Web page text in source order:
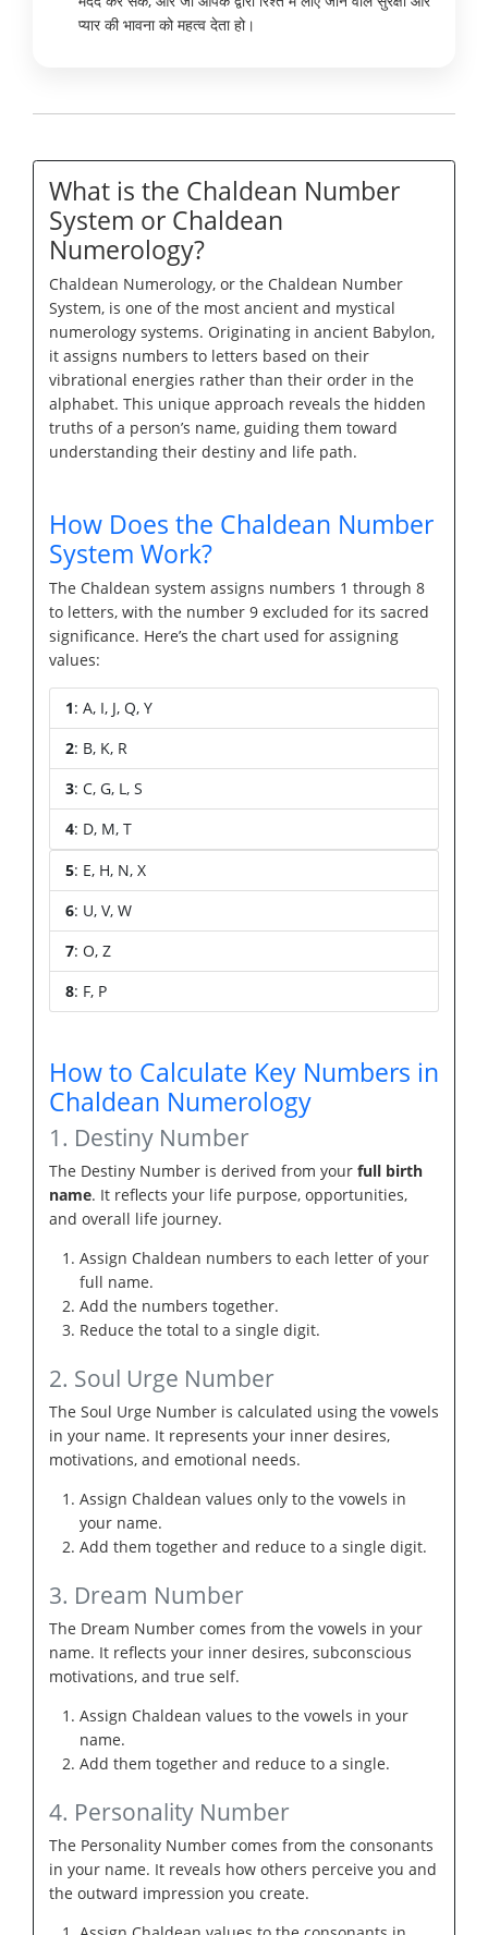
प्यार की भावना को महत्व देता हो।
What is the Chaldean Number
System or Chaldean
Numerology?
Chaldean Numerology, or the Chaldean Number
System, is one of the most ancient and mystical
numerology systems. Originating in ancient Babylon,
it assigns numbers to letters based on their
vibrational energies rather than their order in the
alphabet. This unique approach reveals the hidden
truths of a person’s name, guiding them toward
understanding their destiny and life path.
How Does the Chaldean Number
System Work?
The Chaldean system assigns numbers 1 through 8
to letters, with the number 9 excluded for its sacred
significance. Here’s the chart used for assigning
values:
1: A, I, J, Q, Y
2: B, K, R
3: C, G, L, S
4: D, M, T
5: E, H, N, X
6: U, V, W
7: O, Z
8: F, P
How to Calculate Key Numbers in
Chaldean Numerology
1. Destiny Number
The Destiny Number is derived from your full birth
name. It reflects your life purpose, opportunities,
and overall life journey.
Assign Chaldean numbers to each letter of your
full name.
Add the numbers together.
Reduce the total to a single digit.
2. Soul Urge Number
The Soul Urge Number is calculated using the vowels
in your name. It represents your inner desires,
motivations, and emotional needs.
Assign Chaldean values only to the vowels in
your name.
Add them together and reduce to a single digit.
3. Dream Number
The Dream Number comes from the vowels in your
name. It reflects your inner desires, subconscious
motivations, and true self.
Assign Chaldean values to the vowels in your
name.
Add them together and reduce to a single.
4. Personality Number
The Personality Number comes from the consonants
in your name. It reveals how others perceive you and
the outward impression you create.